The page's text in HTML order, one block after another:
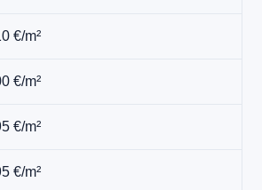
€/m²
€/m²
€/m²
€/m²